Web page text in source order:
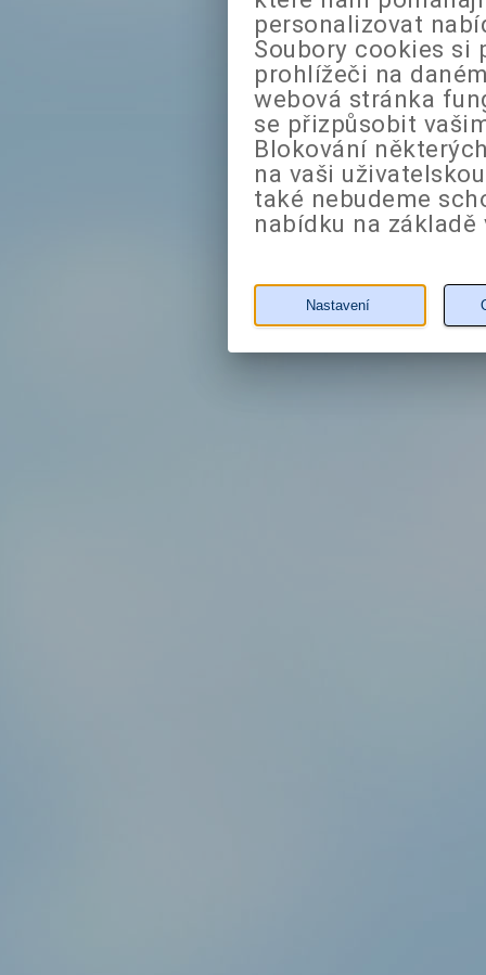
personalizovat
Soubory cookies si
prohlížeči na
webová stránka
se přizpůsobit
Blokování
na vaši
také nebudeme
nabídku na
Nastavení